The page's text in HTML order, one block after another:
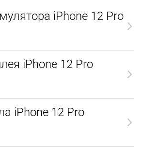
iPhone 12 Pro
iPhone 12 Pro
iPhone 12 Pro